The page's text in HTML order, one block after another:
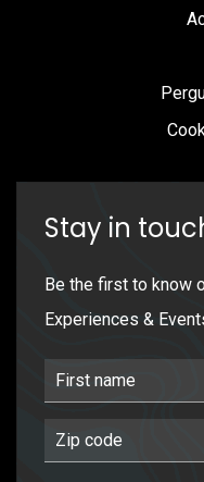
Stay in
Be the first to know
Experiences &
First Name
Postal Code